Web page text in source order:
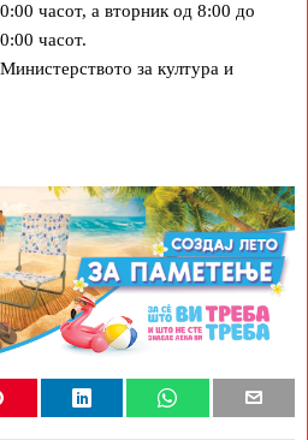
часот, а вторник од 8:00 до
часот.
за култура и